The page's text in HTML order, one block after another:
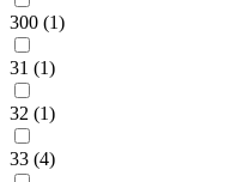
300 (1)
31 (1)
32 (1)
33 (4)